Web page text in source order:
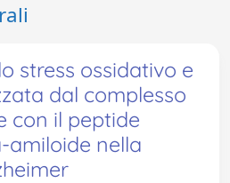
stress ossidativo e
dal complesso
con il peptide
amiloide nella